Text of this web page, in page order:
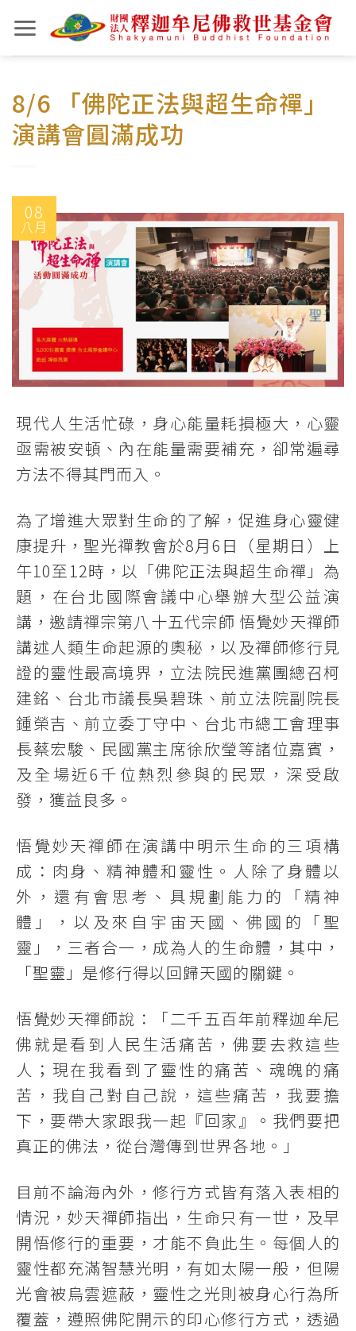
to
content
8/6 「佛陀正法與超生命禪」
演講會圓滿成功
08
八月
現代人生活忙碌，身心能量耗損極大，心靈
亟需被安頓、內在能量需要補充，卻常遍尋
方法不得其門而入。
為了增進大眾對生命的了解，促進身心靈健
康提升，聖光禪教會於8月6日（星期日）上
午10至12時，以「佛陀正法與超生命禪」為
題，在台北國際會議中心舉辦大型公益演
講，邀請禪宗第八十五代宗師 悟覺妙天禪師
講述人類生命起源的奧秘，以及禪師修行見
證的靈性最高境界，立法院民進黨團總召柯
建銘、台北市議長吳碧珠、前立法院副院長
鍾榮吉、前立委丁守中、台北市總工會理事
長蔡宏駿、民國黨主席徐欣瑩等諸位嘉賓，
及全場近6千位熱烈參與的民眾，深受啟
發，獲益良多。
悟覺妙天禪師在演講中明示生命的三項構
成：肉身、精神體和靈性。人除了身體以
外，還有會思考、具規劃能力的「精神
體」，以及來自宇宙天國、佛國的「聖
靈」，三者合一，成為人的生命體，其中，
「聖靈」是修行得以回歸天國的關鍵。
悟覺妙天禪師說：「二千五百年前釋迦牟尼
佛就是看到人民生活痛苦，佛要去救這些
人；現在我看到了靈性的痛苦、魂魄的痛
苦，我自己對自己說，這些痛苦，我要擔
下，要帶大家跟我一起『回家』。我們要把
真正的佛法，從台灣傳到世界各地。」
目前不論海內外，修行方式皆有落入表相的
情況，妙天禪師指出，生命只有一世，及早
開悟修行的重要，才能不負此生。每個人的
靈性都充滿智慧光明，有如太陽一般，但陽
光會被烏雲遮蔽，靈性之光則被身心行為所
覆蓋，遵照佛陀開示的印心修行方式，透過